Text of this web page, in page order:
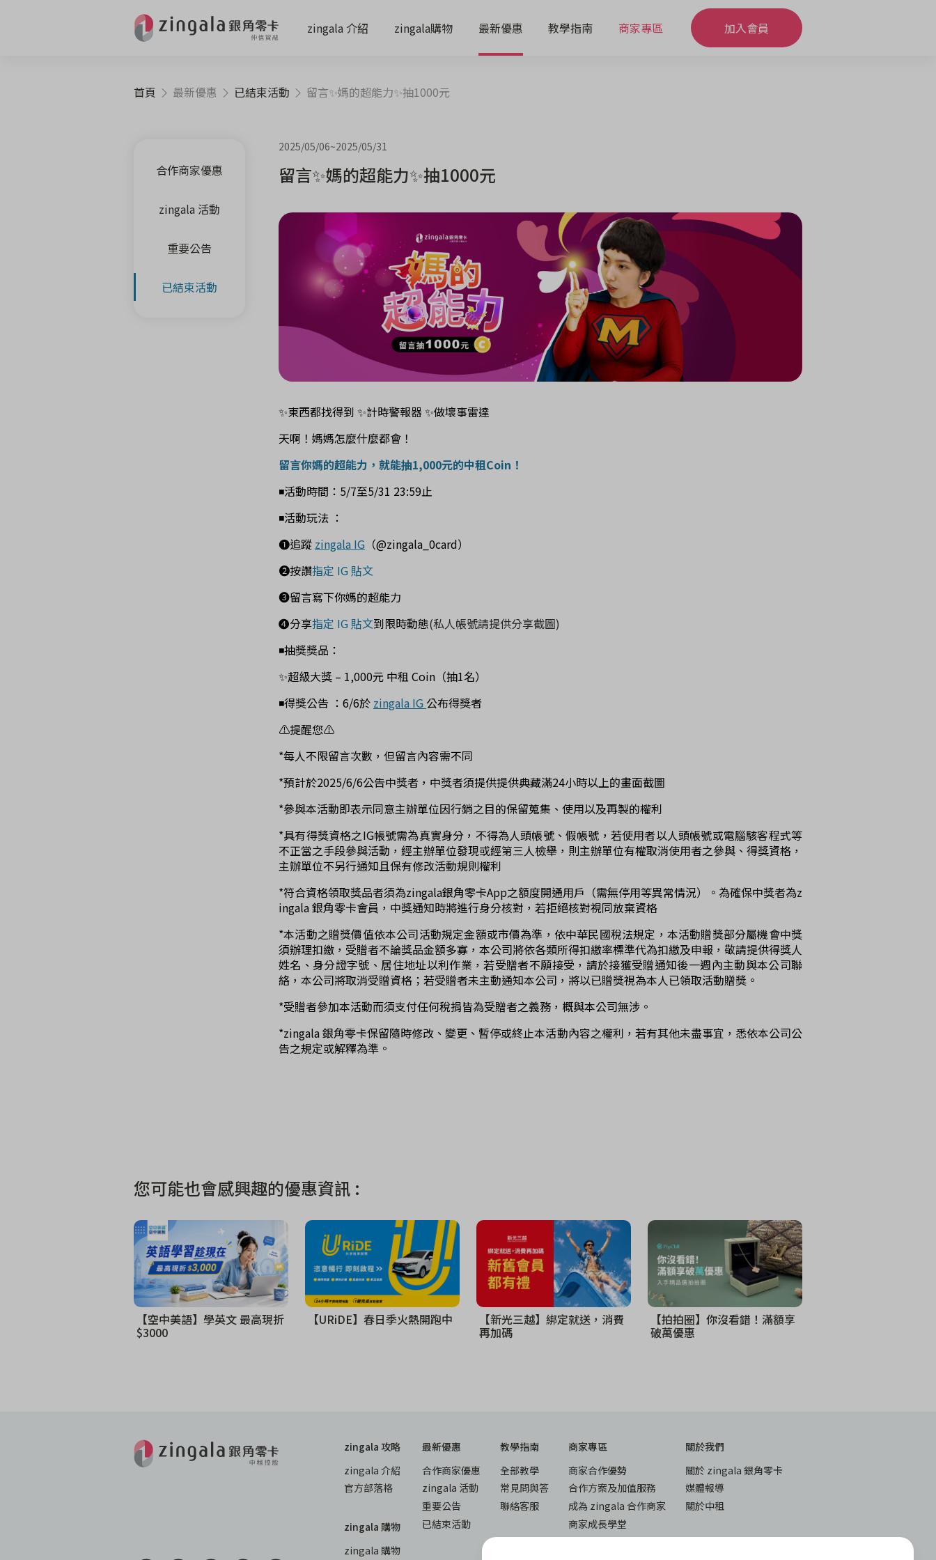
zingala 介紹 zingala購物 最新優惠 教學指南 商家專區 加入會員
首頁 最新優惠 已結束活動 留言✨媽的超能力✨抽1000元
合作商家優惠
zingala 活動
重要公告
已結束活動
2025/05/06~2025/05/31
留言✨媽的超能力✨抽1000元
✨東西都找得到 ✨計時警報器 ✨做壞事雷達
天啊！媽媽怎麼什麼都會！
留言你媽的超能力 ，就能抽1,000元的中租Coin！
◾活動時間 ： 5/7至5/31 23:59止
◾活動玩法 ：
❶追蹤 zingala IG （@zingala_0card）
❷按讚指定 IG 貼文
❸留言寫下你媽的超能力
❹分享指定 IG 貼文到限時動態(私人帳號請提供分享截圖)
◾抽獎獎品：
✨超級大獎 – 1,000元 中租 Coin（抽1名）
◾得獎公告 ： 6/6於 zingala IG 公布得獎者
⚠提醒您⚠
*每人不限留言次數，但留言內容需不同
*預計於2025/6/6公告中獎者，中獎者須提供提供典藏滿24小時以上的畫面截圖
*參與本活動即表示同意主辦單位因行銷之目的保留蒐集、使用以及再製的權利
*具有得獎資格之IG帳號需為真實身分，不得為人頭帳號、假帳號，若使用者以人頭帳號或電腦駭客程式等
不正當之手段參與活動，經主辦單位發現或經第三人檢舉，則主辦單位有權取消使用者之參與、得獎資格，
主辦單位不另行通知且保有修改活動規則權利
*符合資格領取獎品者須為zingala銀角零卡App之額度開通用戶（需無停用等異常情況）。為確保中獎者為z
ingala 銀角零卡會員，中獎通知時將進行身分核對，若拒絕核對視同放棄資格
*本活動之贈獎價值依本公司活動規定金額或市價為準，依中華民國稅法規定，本活動贈獎部分屬機會中獎
須辦理扣繳，受贈者不論獎品金額多寡，本公司將依各類所得扣繳率標準代為扣繳及申報，敬請提供得獎人
姓名、身分證字號、居住地址以利作業，若受贈者不願接受，請於接獲受贈通知後一週內主動與本公司聯
絡，本公司將取消受贈資格；若受贈者未主動通知本公司，將以已贈獎視為本人已領取活動贈獎。
*受贈者參加本活動而須支付任何稅捐皆為受贈者之義務，概與本公司無涉。
*zingala 銀角零卡保留隨時修改、變更、暫停或終止本活動內容之權利，若有其他未盡事宜，悉依本公司公
告之規定或解釋為準。
您可能也會感興趣的優惠資訊 :
【空中美語】學英文 最高現折
$3000
【URiDE】春日季火熱開跑中 【新光三越】綁定就送，消費
再加碼
【拍拍圈】你沒看錯！滿額享
破萬優惠
zingala 攻略
zingala 介紹
官方部落格
zingala 購物
zingala 購物
最新優惠
合作商家優惠
zingala 活動
重要公告
已結束活動
教學指南
全部教學
常見問與答
聯絡客服
商家專區
商家合作優勢
合作方案及加值服務
成為 zingala 合作商家
商家成長學堂
商家常見問與答
關於我們
關於 zingala 銀角零卡
媒體報導
關於中租